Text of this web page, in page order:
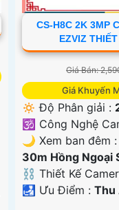
CS-H8C 2K 3MP
EZVIZ
Giá Bán:
Giá Khuyến
🔅 Độ Phân giải :
🕉️ Công Nghệ
🌙 Xem ban đêm :
30m Hồng Ngoại
⛓ Thiết Kế
️🛃 Ưu Điểm :Thu